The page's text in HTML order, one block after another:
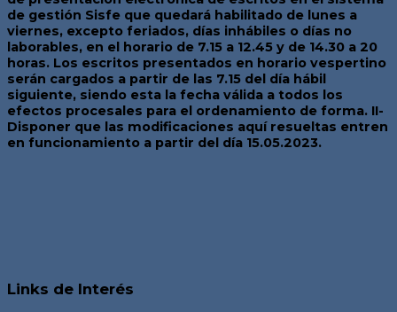
de gestión Sisfe que quedará habilitado de lunes a
viernes, excepto feriados, días inhábiles o días no
laborables, en el horario de 7.15 a 12.45 y de 14.30 a 20
horas. Los escritos presentados en horario vespertino
serán cargados a partir de las 7.15 del día hábil
siguiente, siendo esta la fecha válida a todos los
efectos procesales para el ordenamiento de forma. II-
Disponer que las modificaciones aquí resueltas entren
en funcionamiento a partir del día 15.05.2023.
Links de Interés